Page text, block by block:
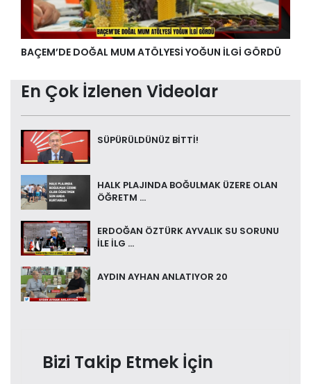
BAÇEM’DE DOĞAL MUM ATÖLYESİ YOĞUN İLGİ GÖRDÜ
En Çok İzlenen Videolar
SÜPÜRÜLDÜNÜZ BİTTİ!
HALK PLAJINDA BOĞULMAK ÜZERE OLAN
ÖĞRETM ...
ERDOĞAN ÖZTÜRK AYVALIK SU SORUNU
İLE İLG ...
AYDIN AYHAN ANLATIYOR 20
Bizi Takip Etmek İçin